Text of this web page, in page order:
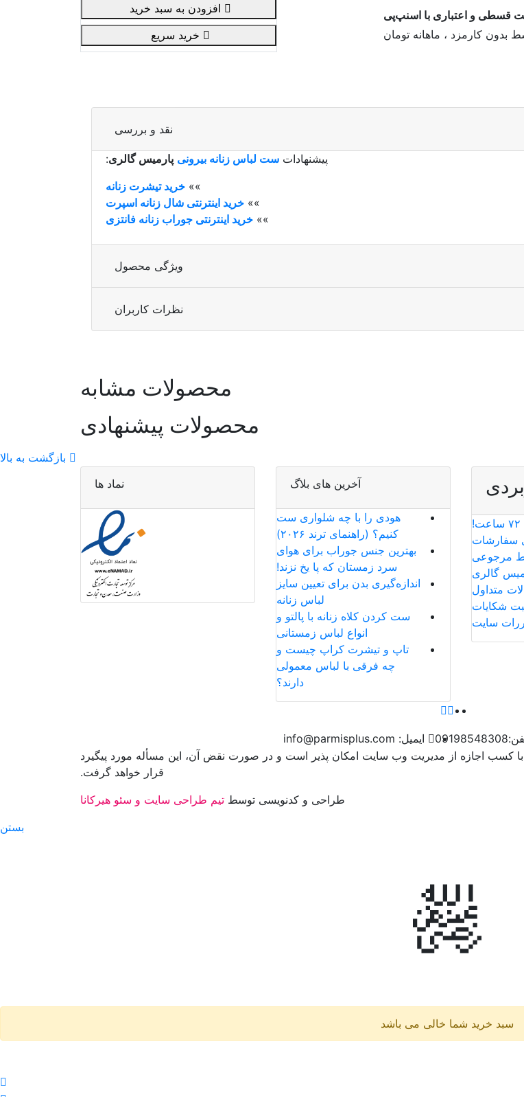
قسطی و اعتباری با اسنپ‌پی
تومان
نقد و بررسی
پیشنهادات ست لباس زنانه بیرونی پارمیس گالری:
»» خرید تیشرت زنانه
»» خرید اینترنتی شال زنانه اسپرت
»» خرید اینترنتی جوراب زنانه فانتزی
ویژگی محصول
نظرات کاربران
محصولات مشابه
محصولات پیشنهادی
بازگشت به بالا
سفارشات
مرجوعی
گالری
متداول
شکایات
سایت
آخرین های بلاگ
هودی را با چه شلواری ست
کنیم؟ (راهنمای ترند ۲۰۲۶)
بهترین جنس جوراب برای هوای
سرد زمستان که پا یخ نزند!
اندازه‌گیری بدن برای تعیین سایز
لباس زنانه
ست کردن کلاه زنانه با پالتو و
انواع لباس زمستانی
تاپ و تیشرت کراپ چیست و
چه فرقی با لباس معمولی
دارند؟
نماد ها
09198548308 ایمیل:
کسب اجازه از مدیریت وب سایت امکان پذیر است و در صورت نقض آن، این مسأله مورد پیگیرد
قرار خواهد گرفت.
طراحی و کدنویسی توسط تیم طراحی سایت و سئو هیرکانا
بستن
سبد خرید شما خالی می باشد